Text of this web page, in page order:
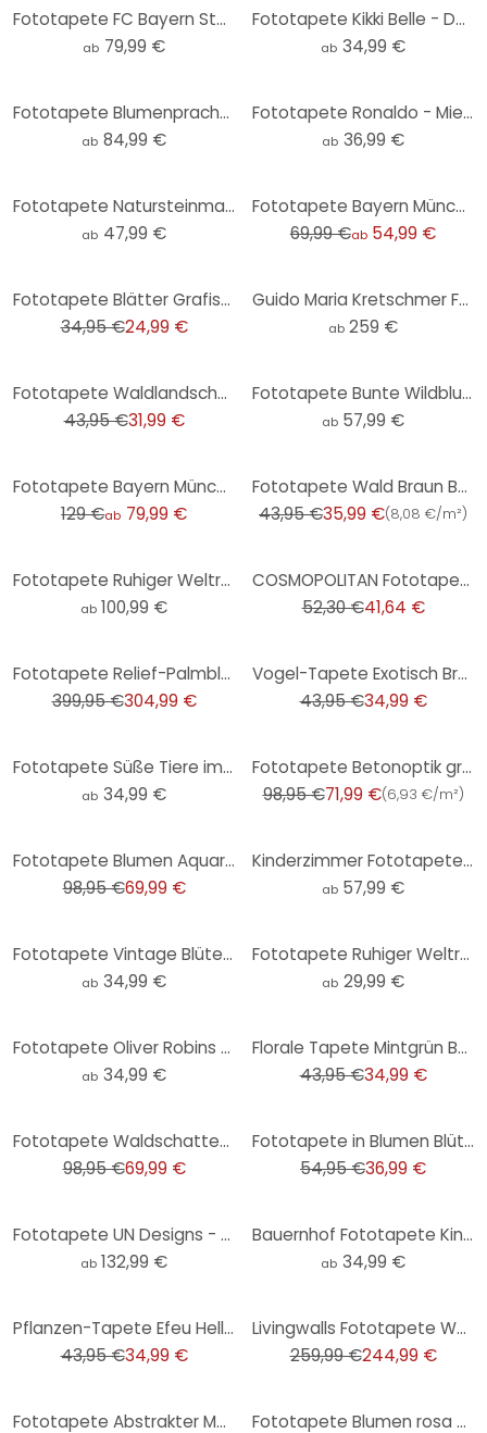
Fototapete FC Bayern Stadion Choreo bei Tag
ab 79,99 €
Fototapete Kikki Belle - Der Bärenkönig - Rund - Selbstklebend/Vlies
ab 34,99 €
Fototapete Blumenpracht in warmen Pastelltönen - Paksoylu
ab 84,99 €
Fototapete Ronaldo - Mielu
ab 36,99 €
Fototapete Natursteinmauer
ab 47,99 €
Fototapete Bayern München Stadion Mia san mia
69,99 €ab 54,99 €
Fototapete Blätter Grafisch Vliestapete Modern matt in Beige 2,70 x 1,59 m
34,95 €24,99 €
Guido Maria Kretschmer Fototapete Art Edition Holunderblüten beige
ab 259 €
Fototapete Waldlandschaft Kiefern Grau Grün – Vliestapete erweiterbar
43,95 €31,99 €
Fototapete Bunte Wildblumen - Blumentapete - UN Designs
ab 57,99 €
Fototapete Bayern München Stadion Choreo Pack Mas
129 €ab 79,99 €
Fototapete Wald Braun Beige Vliestapete Bäume Tapete für Wohnzimmer, Schlafzimmer
43,95 €35,99 €(8,08 €/m²)
Fototapete Ruhiger Weltraum
ab 100,99 €
COSMOPOLITAN Fototapete Blätter Blau Gelb - Vliestapete mit Farbverlauf Modern
52,30 €41,64 €
Fototapete Relief-Palmblatt 3D in Grau - Vliestapete
399,95 €304,99 €
Vogel-Tapete Exotisch Braun Bunt - Vliestapete mit Pfauen für Wohnzimmer & Schlafzimmer
43,95 €34,99 €
Fototapete Süße Tiere im Wald - Kinderzimmertapete Rund - Kvilis - Selbstklebend/Vlies
ab 34,99 €
Fototapete Betonoptik grau beige - Beton & Steine Livingwalls - matt und glatt
98,95 €71,99 €(6,93 €/m²)
Fototapete Blumen Aquarell Beige - Vliestapete mit zarten Blüten - Vintage Design
98,95 €69,99 €
Kinderzimmer Fototapete Sonnensystem mit Planeten und Erde - Ms Tiff
ab 57,99 €
Fototapete Vintage Blütenpracht auf der Wiese | Blumentapete - Lola Peacock - Rund - Selbstklebend/V
ab 34,99 €
Fototapete Ruhiger Weltraum - Rund - Selbstklebend/Vlies
ab 29,99 €
Fototapete Oliver Robins - Niedliche Tiere unter Palmen - Rund - Selbstklebend/Vlies
ab 34,99 €
Florale Tapete Mintgrün Bunt - Vliestapete mit Blumenmotiv für Schlafzimmer & Wohnzimmer
43,95 €34,99 €
Fototapete Waldschatten Natur Grau Grün - Vliestapete mit Schatteneffekt - Naturtapete
98,95 €69,99 €
Fototapete in Blumen Blüten grün, beige Floral
54,95 €36,99 €
Fototapete UN Designs - Fleur de Paris
ab 132,99 €
Bauernhof Fototapete Kinderzimmer - Oliver Robins - Rund - Selbstklebend/Vlies
ab 34,99 €
Pflanzen-Tapete Efeu Hellgrün - Vliestapete mit Blättermotiv für Wohnzimmer & Schlafzimmer
43,95 €34,99 €
Livingwalls Fototapete Walls by Patel funky birds 3
259,99 €244,99 €
Fototapete Abstrakter Marmor mit Blau und Goldeffekt
Fototapete Blumen rosa beige - Vliestapete Blumen Pflanzen Livingwalls - matt und glatt